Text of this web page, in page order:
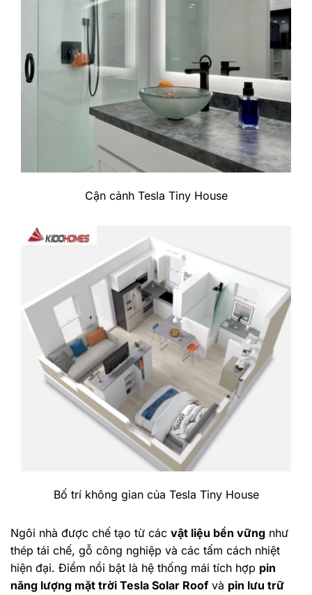
Cận cảnh Tesla Tiny House
Bố trí không gian của Tesla Tiny House
Ngôi nhà được chế tạo từ các vật liệu bền vững như
thép tái chế, gỗ công nghiệp và các tấm cách nhiệt
hiện đại. Điểm nổi bật là hệ thống mái tích hợp pin
năng lượng mặt trời Tesla Solar Roofvà pin lưu trữ